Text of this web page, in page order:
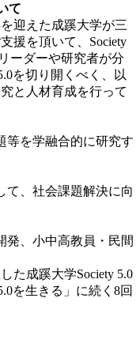
て
迎えた成蹊大学が三
援を頂いて、Society
ーダーや研究者が分
を切り開くべく、以
と人材育成を行って
を学融合的に研究す
、社会課題解決に向
、小中高教員・民間
た成蹊大学Society 5.0
を生きる」に続く8回